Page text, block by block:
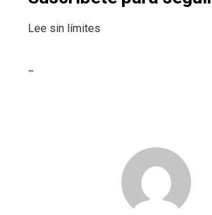
Lee sin límites